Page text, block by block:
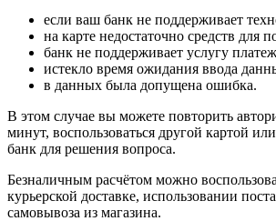
если ваш банк не поддерживает
на карте недостаточно средств для
банк не поддерживает услугу
истекло время ожидания ввода
в данных была допущена ошибка.
В этом случае вы можете повторить
минут, воспользоваться другой картой
банк для решения вопроса.
Безналичным расчётом можно
курьерской доставке, использовании
самовывоза из магазина.